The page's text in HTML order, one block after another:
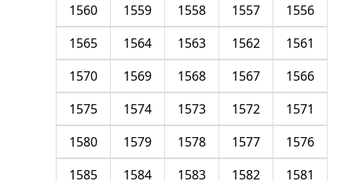
1556
1557
1558
1559
1560
1561
1562
1563
1564
1565
1566
1567
1568
1569
1570
1571
1572
1573
1574
1575
1576
1577
1578
1579
1580
1581
1582
1583
1584
1585